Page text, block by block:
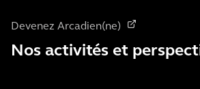
Devenez Arcadien(ne)
Nos activités et